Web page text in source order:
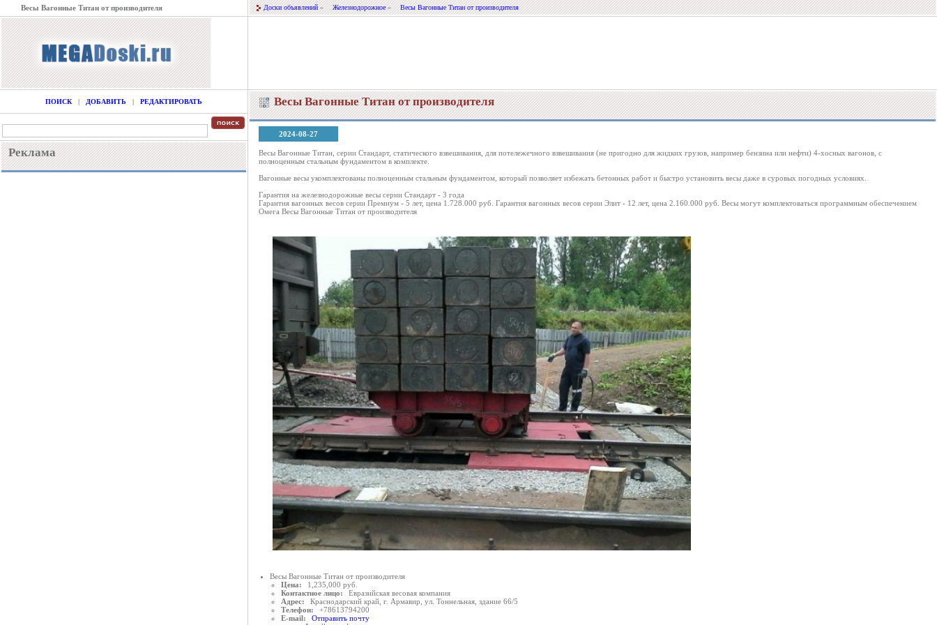
Весы Вагонные Титан от производителя Доски объявлений» Железнодорожное» Весы Вагонные Титан от производителя
ПОИСК | ДОБАВИТЬ | РЕДАКТИРОВАТЬ
Реклама
Весы Вагонные Титан от производителя
2024-08-27
Весы Вагонные Титан, серии Стандарт, статического взвешивания, для потележечного взвешивания (не пригодно для жидких грузов, например бензина или нефти) 4-хосных вагонов, с
полноценным стальным фундаментом в комплекте.
Вагонные весы укомплектованы полноценным стальным фундаментом, который позволяет избежать бетонных работ и быстро установить весы даже в суровых погодных условиях.
Гарантия на железнодорожные весы серии Стандарт - 3 года
Гарантия вагонных весов серии Премиум - 5 лет, цена 1.728.000 руб. Гарантия вагонных весов серии Элит - 12 лет, цена 2.160.000 руб. Весы могут комплектоваться программным обеспечением
Омега Весы Вагонные Титан от производителя
Весы Вагонные Титан от производителя
Цена:
1,235,000 руб.
Контактное лицо:
Евразийская весовая компания
Адрес:
Краснодарский край, г. Армавир, ул. Тоннельная, здание 66/5
Телефон:
+78613794200
E-mail:
Отправить почту